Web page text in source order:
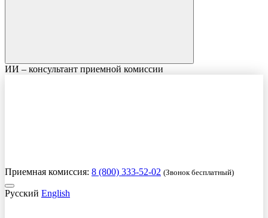
ИИ – консультант приемной комиссии
Приемная комиссия: 8 (800) 333-52-02 (Звонок бесплатный)
Русский English